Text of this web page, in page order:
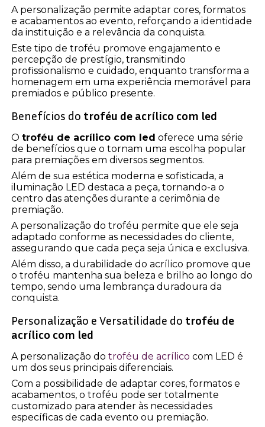
A personalização permite adaptar cores, formatos
e acabamentos ao evento, reforçando a identidade
da instituição e a relevância da conquista.
Este tipo de troféu promove engajamento e
percepção de prestígio, transmitindo
profissionalismo e cuidado, enquanto transforma a
homenagem em uma experiência memorável para
premiados e público presente.
Benefícios do troféu de acrílico com led
Otroféu de acrílico com led oferece uma série
de benefícios que o tornam uma escolha popular
para premiações em diversos segmentos.
Além de sua estética moderna e sofisticada, a
iluminação LED destaca a peça, tornando-a o
centro das atenções durante a cerimônia de
premiação.
A personalização do troféu permite que ele seja
adaptado conforme as necessidades do cliente,
assegurando que cada peça seja única e exclusiva.
Além disso, a durabilidade do acrílico promove que
o troféu mantenha sua beleza e brilho ao longo do
tempo, sendo uma lembrança duradoura da
conquista.
Personalização e Versatilidade do troféu de
acrílico com led
A personalização dotroféu de acrílico com LED é
um dos seus principais diferenciais.
Com a possibilidade de adaptar cores, formatos e
acabamentos, o troféu pode ser totalmente
customizado para atender às necessidades
específicas de cada evento ou premiação.